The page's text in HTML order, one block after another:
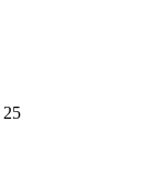
25